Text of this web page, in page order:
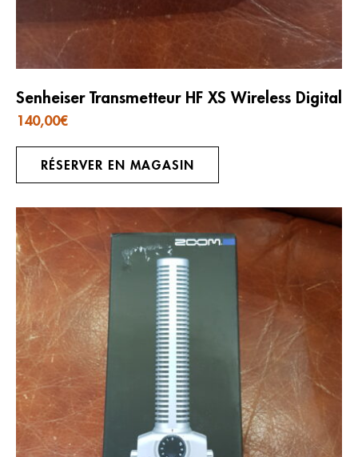
Senheiser Transmetteur HF XS Wireless Digital
140,00€
RÉSERVER EN MAGASIN